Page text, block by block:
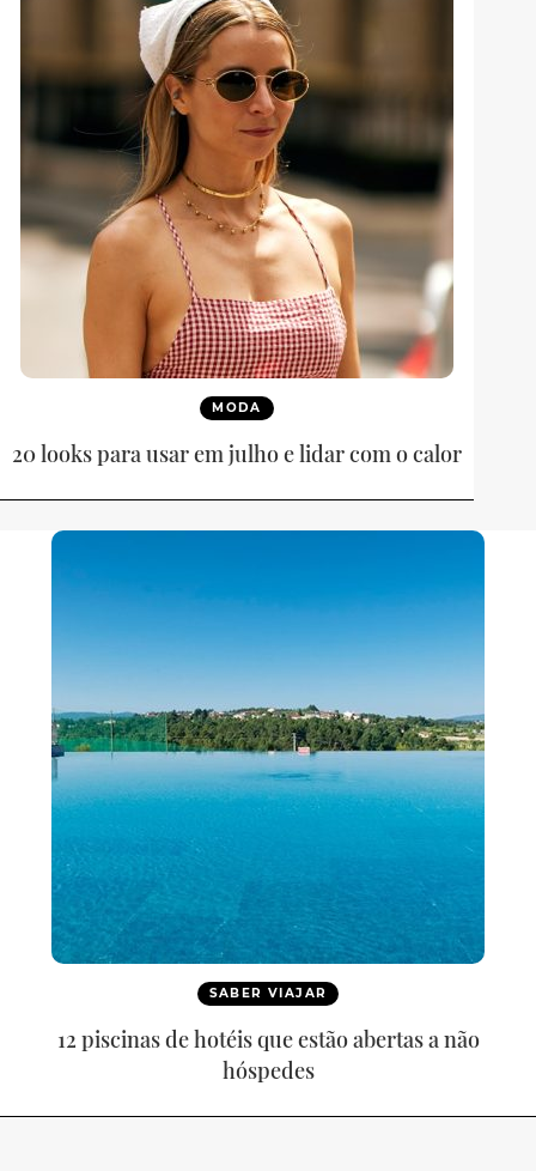
MODA
20 looks para usar em julho e lidar com o calor
SABER VIAJAR
12 piscinas de hotéis que estão abertas a não
hóspedes